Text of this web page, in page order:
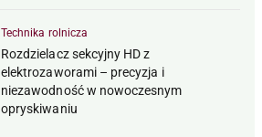
Technika rolnicza
Rozdzielacz sekcyjny HD z
elektrozaworami – precyzja i
niezawodność w nowoczesnym
opryskiwaniu